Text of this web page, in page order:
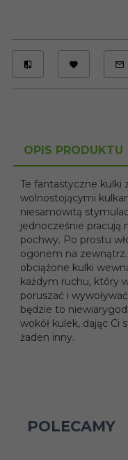
OPIS PRODUKTU
Te fantastyczne kulki
wolnostojącymi
niesamowitą
jednocześnie pracują
pochwy. Po prostu
ogonem na
obciążone kulki
każdym ruchu, który
poruszać i
będzie to
wokół kulek, dając
żaden inny.
POLECAMY